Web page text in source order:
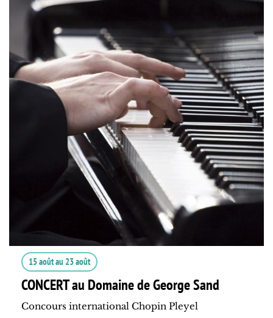
15 aoûtau 23 août
CONCERT au Domaine de George Sand
Concours international Chopin Pleyel